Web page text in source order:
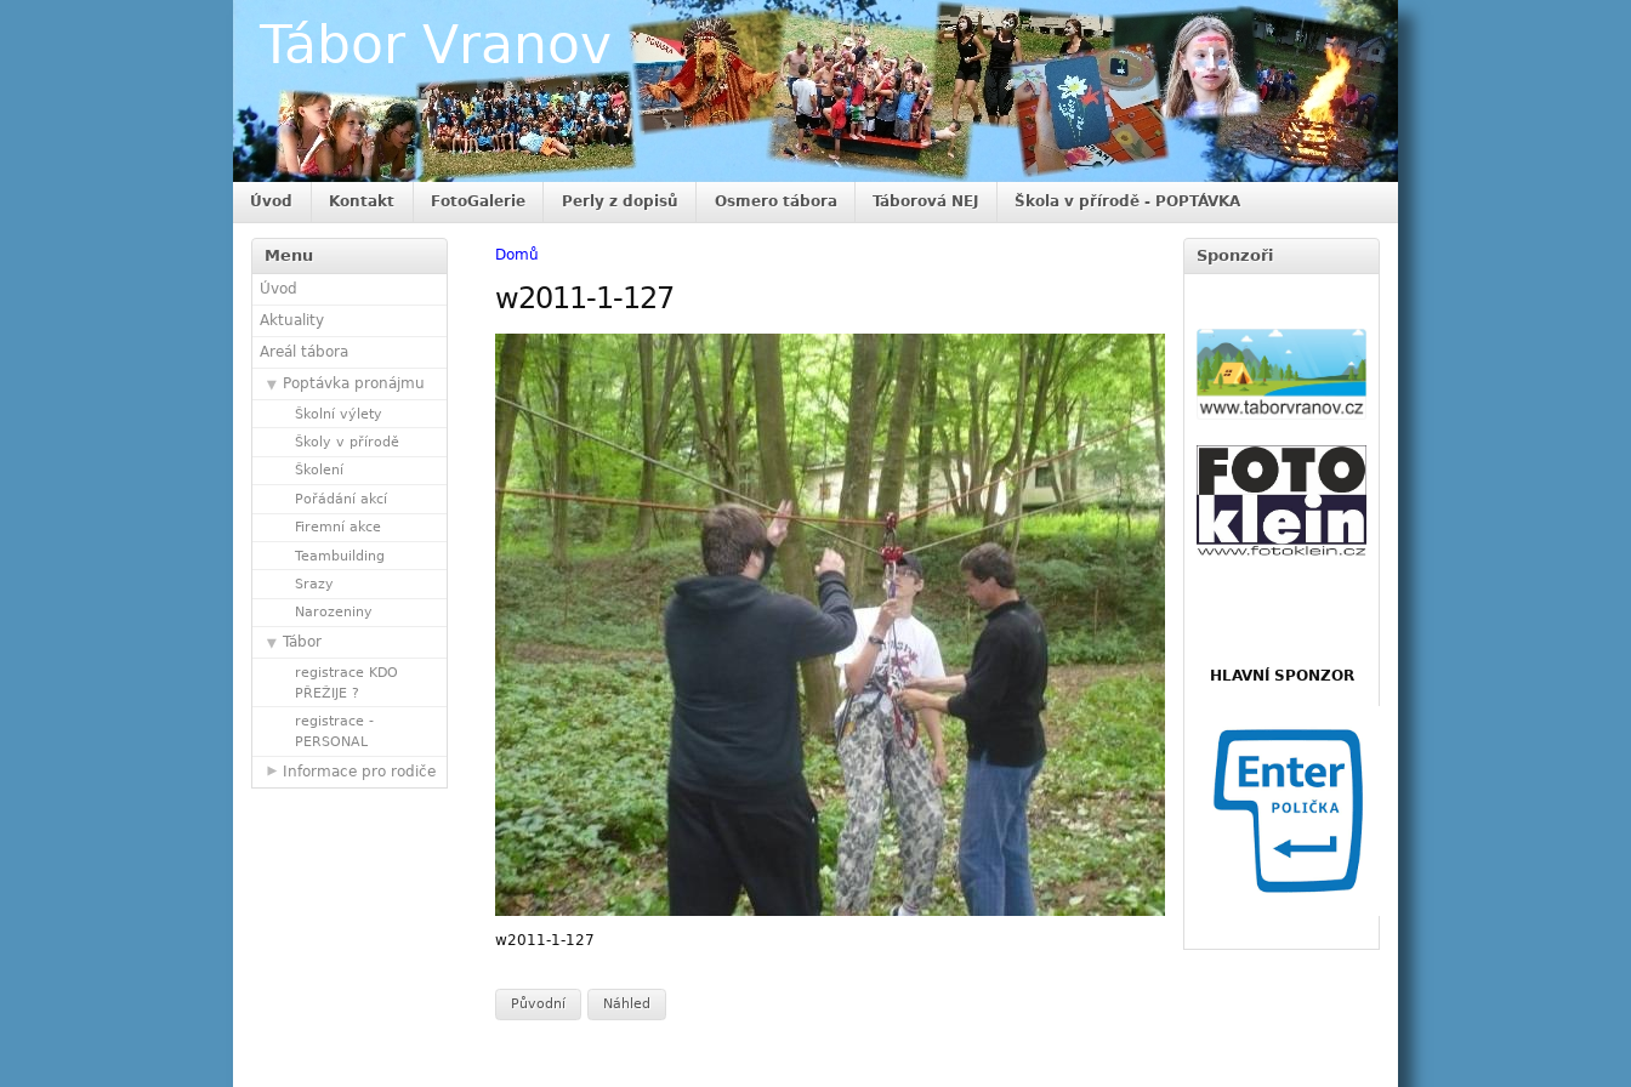
Tábor Vranov
Úvod Kontakt FotoGalerie Perly z dopisů Osmero tábora Táborová NEJ Škola v přírodě - POPTÁVKA
Menu
Úvod
Aktuality
Areál tábora
Poptávka pronájmu
Školní výlety
Školy v přírodě
Školení
Pořádání akcí
Firemní akce
Teambuilding
Srazy
Narozeniny
Tábor
registrace KDO
PŘEŽIJE ?
registrace -
PERSONAL
Informace pro rodiče
Domů
w2011-1-127
w2011-1-127
Původní Náhled
Sponzoři
HLAVNÍ SPONZOR